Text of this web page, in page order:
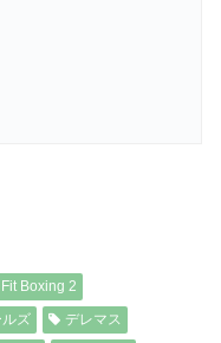
Fit Boxing 2
ズ
デレマス